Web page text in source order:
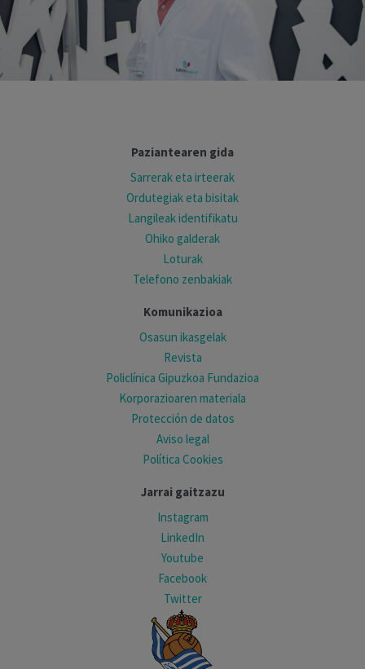
Paziantearen gida
Sarrerak eta irteerak
Ordutegiak eta bisitak
Langileak identifikatu
Ohiko galderak
Loturak
Telefono zenbakiak
Komunikazioa
Osasun ikasgelak
Revista
Policlínica Gipuzkoa Fundazioa
Korporazioaren materiala
Protección de datos
Aviso legal
Política Cookies
Jarrai gaitzazu
Instagram
LinkedIn
Youtube
Facebook
Twitter